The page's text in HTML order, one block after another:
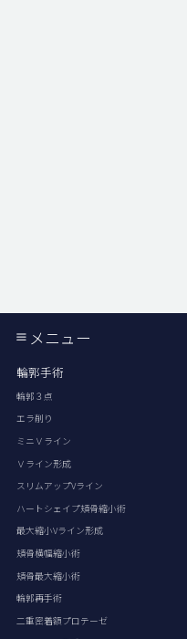
メニュー
輪郭手術
輪郭３点
エラ削り
ミニＶライン
Ｖライン形成
スリムアップVライン
ハートシェイプ頬骨縮小術
最大縮小Vライン形成
頬骨横幅縮小術
頬骨最大縮小術
輪郭再手術
二重密着額プロテーゼ